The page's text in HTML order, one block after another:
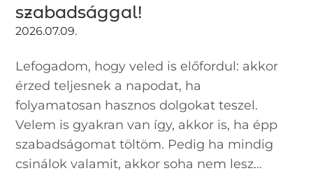
szabadsággal!
2026.07.09.
Lefogadom, hogy veled is előfordul: akkor
érzed teljesnek a napodat, ha
folyamatosan hasznos dolgokat teszel.
Velem is gyakran van így, akkor is, ha épp
szabadságomat töltöm. Pedig ha mindig
csinálok valamit, akkor soha nem lesz...